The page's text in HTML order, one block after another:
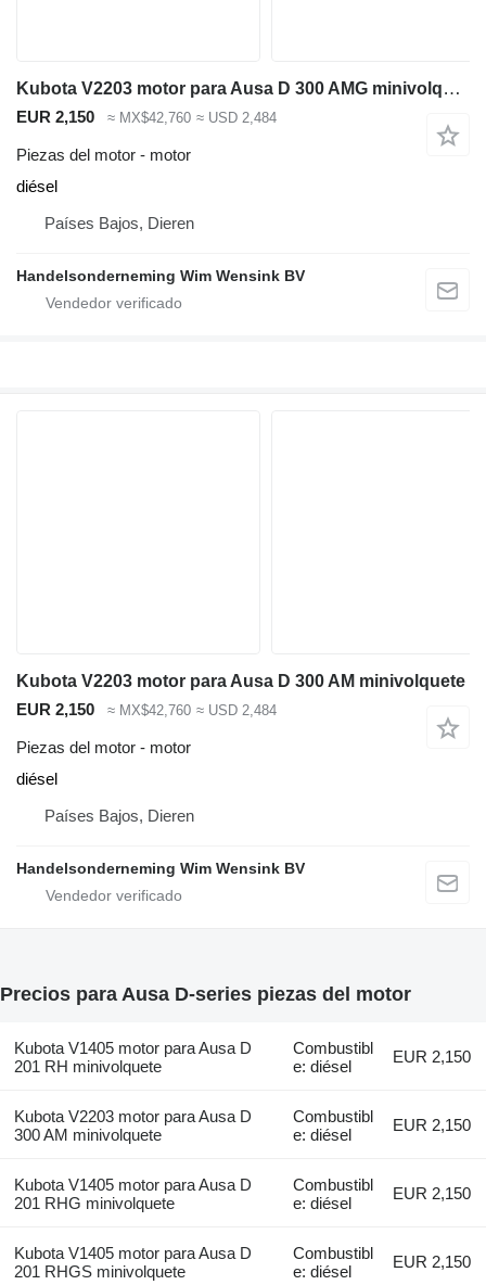
Kubota V2203 motor para Ausa D 300 AMG minivolquete
EUR 2,150 ≈ MX$42,760 ≈ USD 2,484
Piezas del motor - motor
diésel
Países Bajos, Dieren
Handelsonderneming Wim Wensink BV
Kubota V2203 motor para Ausa D 300 AM minivolquete
EUR 2,150
≈ MX$42,760 ≈ USD 2,484
Piezas del motor - motor
diésel
Países Bajos, Dieren
Handelsonderneming Wim Wensink BV
Precios para Ausa D-series piezas del motor
Kubota V1405 motor para Ausa D
201 RH minivolquete
Combustibl
e: diésel
EUR 2,150
Kubota V2203 motor para Ausa D
300 AM minivolquete
Combustibl
e: diésel
EUR 2,150
Kubota V1405 motor para Ausa D
201 RHG minivolquete
Combustibl
e: diésel
EUR 2,150
Kubota V1405 motor para Ausa D
201 RHGS minivolquete
Combustibl
e: diésel
EUR 2,150